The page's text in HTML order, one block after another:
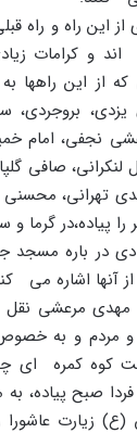
این راه و راه
و کرامات
که از این
بروجردى،
نجفى،
صافى
تهرانى،
پیاده،در گرما
در باره مسجد
آنها اشاره مى
مهدى مرعشى
و مردم و به
کوه کمره اى
صبح پیاده،
زیارت عاشورا